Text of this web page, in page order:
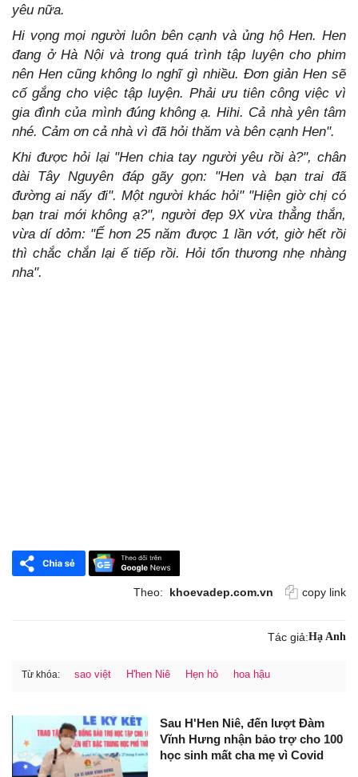
yêu nữa.
Hi vọng mọi người luôn bên cạnh và ủng hộ Hen. Hen
đang ở Hà Nội và trong quá trình tập luyện cho phim
nên Hen cũng không lo nghĩ gì nhiều. Đơn giản Hen sẽ
cố gắng cho việc tập luyện. Phải ưu tiên công việc vì
gia đình của mình đúng không ạ. Hihi. Cả nhà yên tâm
nhé. Cảm ơn cả nhà vì đã hỏi thăm và bên cạnh Hen".
Khi được hỏi lại "Hen chia tay người yêu rồi à?", chân
dài Tây Nguyên đáp gãy gọn: "Hen và bạn trai đã
đường ai nấy đi". Một người khác hỏi" "Hiện giờ chị có
bạn trai mới không ạ?", người đẹp 9X vừa thẳng thắn,
vừa dí dỏm: "Ế hơn 25 năm được 1 lần vớt, giờ hết rồi
thì chắc chắn lại ế tiếp rồi. Hỏi tổn thương nhẹ nhàng
nha".
Theo: khoevadep.com.vn copy link
Tác giả:Hạ Anh
Từ khóa: sao việt H'hen Niê Hẹn hò hoa hậu
Sau H'Hen Niê, đến lượt Đàm
Vĩnh Hưng nhận bảo trợ cho 100
học sinh mất cha mẹ vì Covid